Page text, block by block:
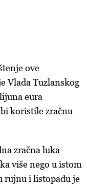
ove
Vlada Tuzlanskog
eura
koristile zračnu
zračna luka
više nego u istom
rujnu i listopadu je